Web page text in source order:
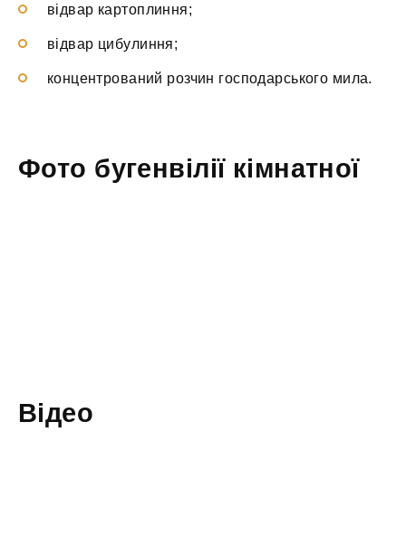
відвар картоплиння;
відвар цибулиння;
концентрований розчин господарського мила.
Фото бугенвілії кімнатної
Відео